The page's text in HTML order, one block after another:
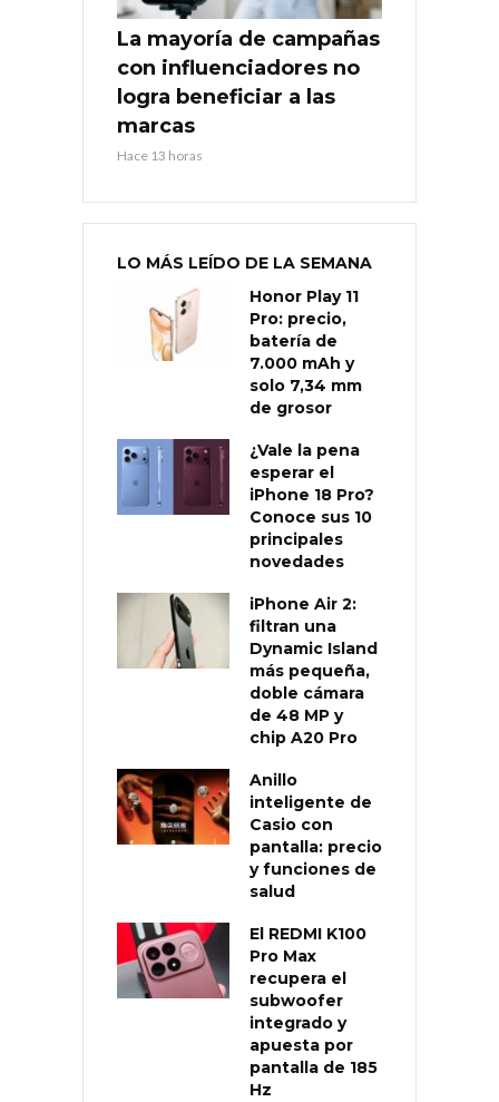
La mayoría de campañas
con influenciadores no
logra beneficiar a las
marcas
Hace 13 horas
LO MÁS LEÍDO DE LA SEMANA
Honor Play 11
Pro: precio,
batería de
7.000 mAh y
solo 7,34 mm
de grosor
¿Vale la pena
esperar el
iPhone 18 Pro?
Conoce sus 10
principales
novedades
iPhone Air 2:
filtran una
Dynamic Island
más pequeña,
doble cámara
de 48 MP y
chip A20 Pro
Anillo
inteligente de
Casio con
pantalla: precio
y funciones de
salud
El REDMI K100
Pro Max
recupera el
subwoofer
integrado y
apuesta por
pantalla de 185
Hz